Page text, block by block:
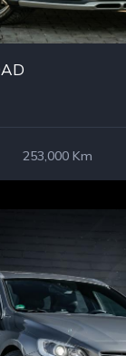
253,000 Km